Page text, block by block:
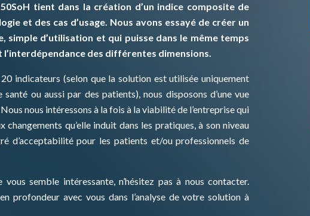
tient dans la création d’un indice composite de
et des cas d’usage. Nous avons essayé de créer un
simple d’utilisation et qui puisse dans le même temps
des différentes dimensions.
20 indicateurs (selon que la solution est utilisée uniquement
ou aussi par des patients), nous disposons d’une vue
nous intéressons à la fois à la viabilité de l’entreprise qui
qu’elle induit dans les pratiques, à son niveau
d’acceptabilité pour les patients et/ou professionnels de
semble intéressante, n’hésitez pas à nous contacter.
profondeur avec vous dans l’analyse de votre solution à